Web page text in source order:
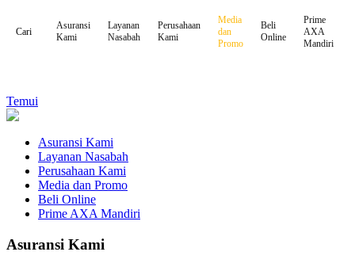
Cari
Asuransi
Kami
Layanan
Nasabah
Perusahaan
Kami
Media
dan
Promo
Beli
Online
Prime
AXA
Mandiri
Temui
Asuransi Kami
Layanan Nasabah
Perusahaan Kami
Media dan Promo
Beli Online
Prime AXA Mandiri
Asuransi Kami